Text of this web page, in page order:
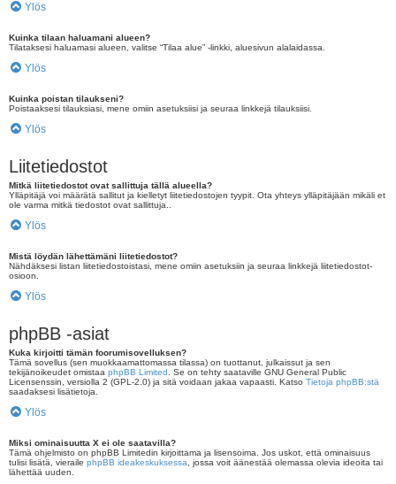
Ylös
Kuinka tilaan haluamani alueen?
Tilataksesi haluamasi alueen, valitse “Tilaa alue” -linkki, aluesivun alalaidassa.
Ylös
Kuinka poistan tilaukseni?
Poistaaksesi tilauksiasi, mene omiin asetuksiisi ja seuraa linkkejä tilauksiisi.
Ylös
Liitetiedostot
Mitkä liitetiedostot ovat sallittuja tällä alueella?
Ylläpitäjä voi määrätä sallitut ja kielletyt liitetiedostojen tyypit. Ota yhteys ylläpitäjään mikäli et
ole varma mitkä tiedostot ovat sallittuja..
Ylös
Mistä löydän lähettämäni liitetiedostot?
Nähdäksesi listan liitetiedostoistasi, mene omiin asetuksiin ja seuraa linkkejä liitetiedostot-
osioon.
Ylös
phpBB -asiat
Kuka kirjoitti tämän foorumisovelluksen?
Tämä sovellus (sen muokkaamattomassa tilassa) on tuottanut, julkaissut ja sen
tekijänoikeudet omistaa phpBB Limited . Se on tehty saataville GNU General Public
Licensenssin, versiolla 2 (GPL-2.0) ja sitä voidaan jakaa vapaasti. Katso Tietoja phpBB:stä
saadaksesi lisätietoja.
Ylös
Miksi ominaisuutta X ei ole saatavilla?
Tämä ohjelmisto on phpBB Limitedin kirjoittama ja lisensoima. Jos uskot, että ominaisuus
tulisi lisätä, vieraile phpBB ideakeskuksessa , jossa voit äänestää olemassa olevia ideoita tai
lähettää uuden.